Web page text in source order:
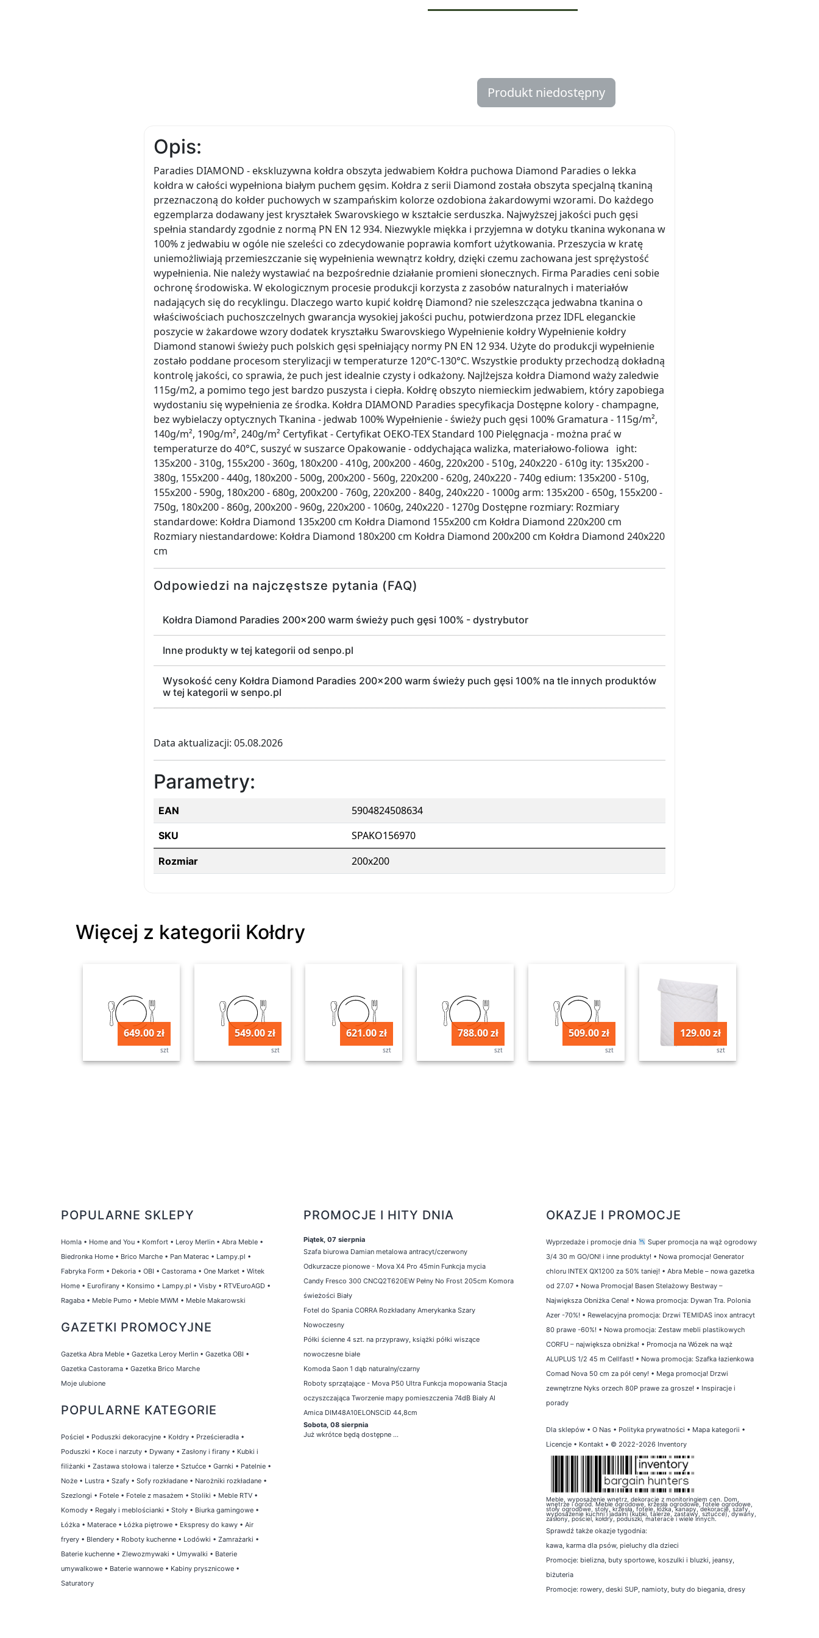
Produkt niedostępny
Opis:
Paradies DIAMOND - ekskluzywna kołdra obszyta jedwabiem Kołdra puchowa Diamond Paradies o lekka
kołdra w całości wypełniona białym puchem gęsim. Kołdra z serii Diamond została obszyta specjalną tkaniną
przeznaczoną do kołder puchowych w szampańskim kolorze ozdobiona żakardowymi wzorami. Do każdego
egzemplarza dodawany jest kryształek Swarovskiego w kształcie serduszka. Najwyższej jakości puch gęsi
spełnia standardy zgodnie z normą PN EN 12 934. Niezwykle miękka i przyjemna w dotyku tkanina wykonana w
100% z jedwabiu w ogóle nie szeleści co zdecydowanie poprawia komfort użytkowania. Przeszycia w kratę
uniemożliwiają przemieszczanie się wypełnienia wewnątrz kołdry, dzięki czemu zachowana jest sprężystość
wypełnienia. Nie należy wystawiać na bezpośrednie działanie promieni słonecznych. Firma Paradies ceni sobie
ochronę środowiska. W ekologicznym procesie produkcji korzysta z zasobów naturalnych i materiałów
nadających się do recyklingu. Dlaczego warto kupić kołdrę Diamond? nie szeleszcząca jedwabna tkanina o
właściwościach puchoszczelnych gwarancja wysokiej jakości puchu, potwierdzona przez IDFL eleganckie
poszycie w żakardowe wzory dodatek kryształku Swarovskiego Wypełnienie kołdry Wypełnienie kołdry
Diamond stanowi świeży puch polskich gęsi spełniający normy PN EN 12 934. Użyte do produkcji wypełnienie
zostało poddane procesom sterylizacji w temperaturze 120°C-130°C. Wszystkie produkty przechodzą dokładną
kontrolę jakości, co sprawia, że puch jest idealnie czysty i odkażony. Najlżejsza kołdra Diamond waży zaledwie
115g/m2, a pomimo tego jest bardzo puszysta i ciepła. Kołdrę obszyto niemieckim jedwabiem, który zapobiega
wydostaniu się wypełnienia ze środka. Kołdra DIAMOND Paradies specyfikacja Dostępne kolory - champagne,
bez wybielaczy optycznych Tkanina - jedwab 100% Wypełnienie - świeży puch gęsi 100% Gramatura - 115g/m²,
140g/m², 190g/m², 240g/m² Certyfikat - Certyfikat OEKO-TEX Standard 100 Pielęgnacja - można prać w
temperaturze do 40°C, suszyć w suszarce Opakowanie - oddychająca walizka, materiałowo-foliowa ight:
135x200 - 310g, 155x200 - 360g, 180x200 - 410g, 200x200 - 460g, 220x200 - 510g, 240x220 - 610g ity: 135x200 -
380g, 155x200 - 440g, 180x200 - 500g, 200x200 - 560g, 220x200 - 620g, 240x220 - 740g edium: 135x200 - 510g,
155x200 - 590g, 180x200 - 680g, 200x200 - 760g, 220x200 - 840g, 240x220 - 1000g arm: 135x200 - 650g, 155x200 -
750g, 180x200 - 860g, 200x200 - 960g, 220x200 - 1060g, 240x220 - 1270g Dostępne rozmiary: Rozmiary
standardowe: Kołdra Diamond 135x200 cm Kołdra Diamond 155x200 cm Kołdra Diamond 220x200 cm
Rozmiary niestandardowe: Kołdra Diamond 180x200 cm Kołdra Diamond 200x200 cm Kołdra Diamond 240x220
cm
Odpowiedzi na najczęstsze pytania (FAQ)
Kołdra Diamond Paradies 200x200 warm świeży puch gęsi 100% - dystrybutor
Inne produkty w tej kategorii od senpo.pl
Wysokość ceny Kołdra Diamond Paradies 200x200 warm świeży puch gęsi 100% na tle innych produktów
w tej kategorii w senpo.pl
Data aktualizacji: 05.08.2026
Parametry:
EAN 5904824508634
SKU SPAKO156970
Rozmiar 200x200
Więcej z kategorii Kołdry
649.00 zł
szt
549.00 zł
szt
621.00 zł
szt
788.00 zł
szt
509.00 zł
szt
129.00 zł
szt
POPULARNE SKLEPY
Homla • Home and You • Komfort • Leroy Merlin • Abra Meble •
Biedronka Home • Brico Marche • Pan Materac • Lampy.pl •
Fabryka Form • Dekoria • OBI • Castorama • One Market • Witek
Home • Eurofirany • Konsimo • Lampy.pl • Visby • RTVEuroAGD •
Ragaba • Meble Pumo • Meble MWM • Meble Makarowski
GAZETKI PROMOCYJNE
Gazetka Abra Meble • Gazetka Leroy Merlin • Gazetka OBI •
Gazetka Castorama • Gazetka Brico Marche
Moje ulubione
POPULARNE KATEGORIE
Pościel • Poduszki dekoracyjne • Kołdry • Prześcieradła •
Poduszki • Koce i narzuty • Dywany • Zasłony i firany • Kubki i
filiżanki • Zastawa stołowa i talerze • Sztućce • Garnki • Patelnie •
Noże • Lustra • Szafy • Sofy rozkładane • Narożniki rozkładane •
Szezlongi • Fotele • Fotele z masażem • Stoliki • Meble RTV •
Komody • Regały i meblościanki • Stoły • Biurka gamingowe •
Łóżka • Materace • Łóżka piętrowe • Ekspresy do kawy • Air
fryery • Blendery • Roboty kuchenne • Lodówki • Zamrażarki •
Baterie kuchenne • Zlewozmywaki • Umywalki • Baterie
umywalkowe • Baterie wannowe • Kabiny prysznicowe •
Saturatory
PROMOCJE I HITY DNIA
Piątek, 07 sierpnia
Szafa biurowa Damian metalowa antracyt/czerwony
Odkurzacze pionowe - Mova X4 Pro 45min Funkcja mycia
Candy Fresco 300 CNCQ2T620EW Pełny No Frost 205cm Komora
świeżości Biały
Fotel do Spania CORRA Rozkładany Amerykanka Szary
Nowoczesny
Półki ścienne 4 szt. na przyprawy, książki półki wiszące
nowoczesne białe
Komoda Saon 1 dąb naturalny/czarny
Roboty sprzątające - Mova P50 Ultra Funkcja mopowania Stacja
oczyszczająca Tworzenie mapy pomieszczenia 74dB Biały AI
Amica DIM48A10ELONSCiD 44,8cm
Sobota, 08 sierpnia
Już wkrótce będą dostępne ...
OKAZJE I PROMOCJE
Wyprzedaże i promocje dnia
Super promocja na wąż ogrodowy
3/4 30 m GO/ON! i inne produkty! • Nowa promocja! Generator
chloru INTEX QX1200 za 50% taniej! • Abra Meble – nowa gazetka
od 27.07 • Nowa Promocja! Basen Stelażowy Bestway –
Największa Obniżka Cena! • Nowa promocja: Dywan Tra. Polonia
Azer -70%! • Rewelacyjna promocja: Drzwi TEMIDAS inox antracyt
80 prawe -60%! • Nowa promocja: Zestaw mebli plastikowych
CORFU – największa obniżka! • Promocja na Wózek na wąż
ALUPLUS 1/2 45 m Cellfast! • Nowa promocja: Szafka łazienkowa
Comad Nova 50 cm za pół ceny! • Mega promocja! Drzwi
zewnętrzne Nyks orzech 80P prawe za grosze! • Inspiracje i
porady
Dla sklepów • O Nas • Polityka prywatności • Mapa kategorii •
Licencje • Kontakt • © 2022-2026 Inventory
Meble, wyposażenie wnętrz, dekoracje z monitoringiem cen. Dom,
wnętrze i ogród. Meble ogrodowe, krzesła ogrodowe, fotele ogrodowe,
stoły ogrodowe, stoły, krzesła, fotele, łóżka, kanapy, dekoracje, szafy,
wyposażenie kuchni i jadalni (kubki, talerze, zastawy, sztućce), dywany,
zasłony, pościel, kołdry, poduszki, materace i wiele innych.
Sprawdź także okazje tygodnia:
kawa, karma dla psów, pieluchy dla dzieci
Promocje: bielizna, buty sportowe, koszulki i bluzki, jeansy,
biżuteria
Promocje: rowery, deski SUP, namioty, buty do biegania, dresy